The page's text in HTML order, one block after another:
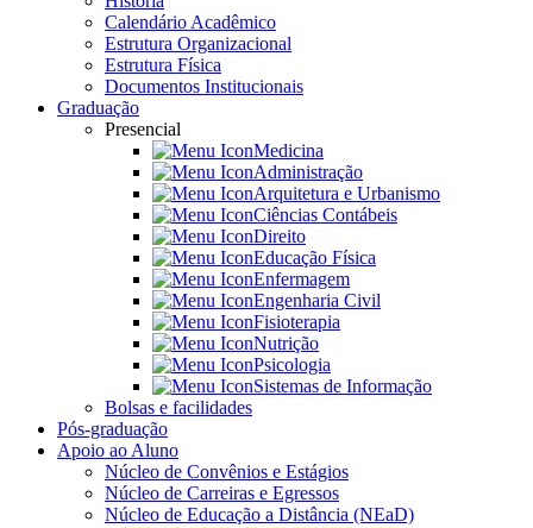
Calendário Acadêmico
Estrutura Organizacional
Estrutura Física
Documentos Institucionais
Graduação
Presencial
Medicina
Administração
Arquitetura e Urbanismo
Ciências Contábeis
Direito
Educação Física
Enfermagem
Engenharia Civil
Fisioterapia
Nutrição
Psicologia
Sistemas de Informação
Bolsas e facilidades
Pós-graduação
Apoio ao Aluno
Núcleo de Convênios e Estágios
Núcleo de Carreiras e Egressos
Núcleo de Educação a Distância (NEaD)